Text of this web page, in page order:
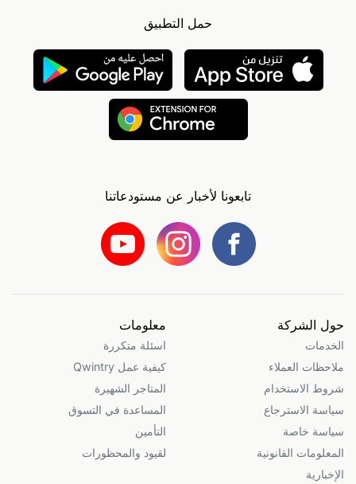
حمل التطبيق
تابعونا لأخبار عن مستودعاتنا
حول الشركة
الخدمات
ملاحظات العملاء
شروط الاستخدام
سياسة الاسترجاع
سياسة خاصة
المعلومات القانونية
الإخبارية
معلومات
اسئلة متكررة
كيفية عمل Qwintry
المتاجر الشهيرة
المساعدة في التسوق
التأمين
لقيود والمحظورات